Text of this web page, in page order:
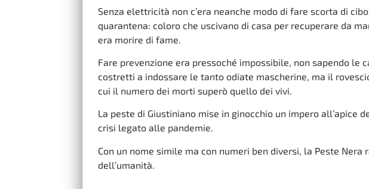
Senza elettricità non c’era neanche modo di fare scorta di
quarantena: coloro che uscivano di casa per recuperare da
era morire di fame.
Fare prevenzione era pressoché impossibile, non sapendo le
costretti a indossare le tanto odiate mascherine, ma il
cui il numero dei morti superò quello dei vivi.
La peste di Giustiniano mise in ginocchio un impero all’apice
crisi legato alle pandemie.
Con un nome simile ma con numeri ben diversi, la Peste
dell’umanità.